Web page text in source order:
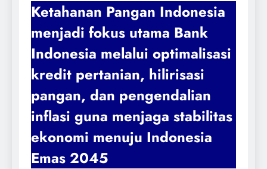
Ketahanan Pangan Indonesia
menjadi fokus utama Bank
Indonesia melalui optimalisasi
kredit pertanian, hilirisasi
pangan, dan pengendalian
inflasi guna menjaga stabilitas
ekonomi menuju Indonesia
Emas 2045